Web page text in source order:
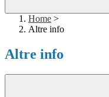
Home >
Altre info
Altre info